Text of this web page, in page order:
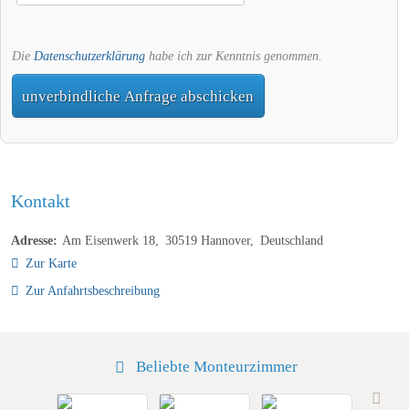
Die Datenschutzerklärung habe ich zur Kenntnis genommen.
unverbindliche Anfrage abschicken
Kontakt
Adresse: Am Eisenwerk 18 30519 Hannover
Deutschland
Zur Karte
Zur Anfahrtsbeschreibung
Beliebte Monteurzimmer